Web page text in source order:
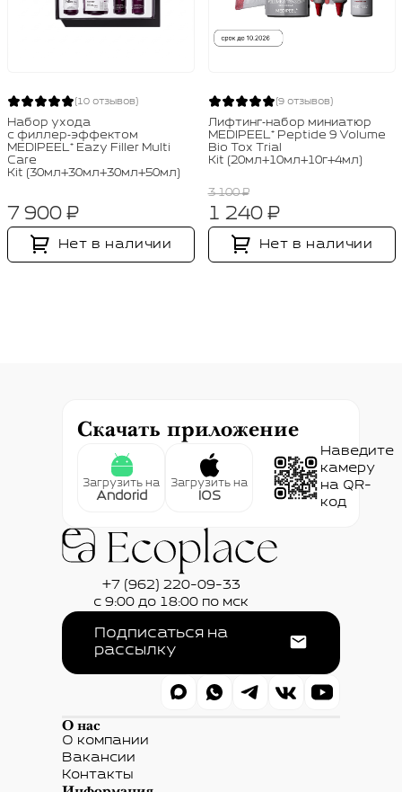
(10 отзывов)
Набор ухода
с филлер‑эффектом
MEDIPEEL⁺ Eazy Filler Multi
Care
Kit (30мл+30мл+30мл+50мл)
7 900 ₽
Нет в наличии
(9 отзывов)
Лифтинг‑набор миниатюр
MEDIPEEL⁺ Peptide 9 Volume
Bio Tox Trial
Kit (20мл+10мл+10г+4мл)
3 100 ₽
1 240 ₽
Нет в наличии
Скачать приложение
Загрузить на
Andorid
Загрузить на
IOS
Наведите
камеру
на QR-
код
+7 (962) 220-09-33
с 9:00 до 18:00 по мск
Подписаться на
рассылку
О нас
О компании
Вакансии
Контакты